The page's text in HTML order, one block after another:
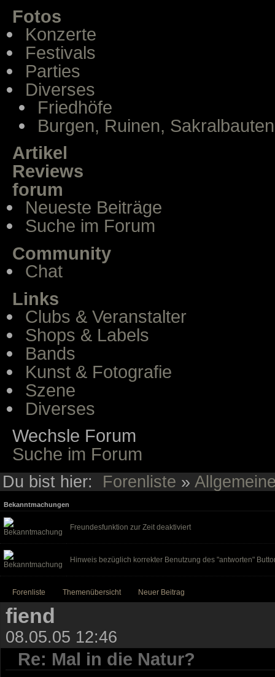
Fotos
Konzerte
Festivals
Parties
Diverses
Friedhöfe
Burgen, Ruinen, Sakralbauten
Artikel
Reviews
forum
Neueste Beiträge
Suche im Forum
Community
Chat
Links
Clubs & Veranstalter
Shops & Labels
Bands
Kunst & Fotografie
Szene
Diverses
Wechsle Forum
Suche im Forum
Du bist hier: Forenliste »
Bekanntmachungen
Freundesfunktion zur Zeit deaktiviert
Hinweis bezüglich korrekter Benutzung des "antworten"
Forenliste Themenübersicht Neuer Beitrag
fiend
08.05.05 12:46
Re: Mal in die Natur?